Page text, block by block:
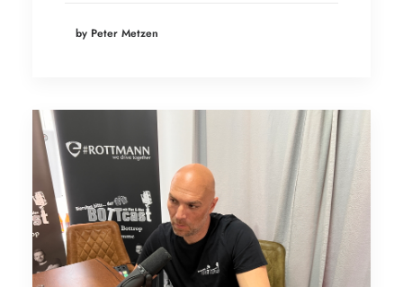
by Peter Metzen